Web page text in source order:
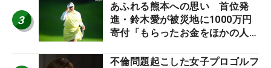
3
あふれる熊本への思い 首位発
進・鈴木愛が被災地に1000万円
寄付「もらったお金をほかの人
不倫問題起こした女子プロゴルフ